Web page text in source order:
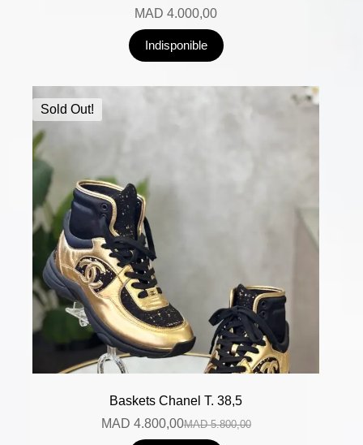
MAD 4.000,00
Indisponible
Sold Out!
Baskets Chanel T. 38,5
MAD5.800,00
MAD 4.800,00